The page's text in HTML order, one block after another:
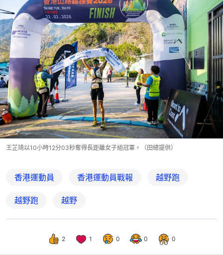
王芷琦以10小時12分03秒奪得長距離女子組冠軍。（田總提供）
香港運動員 香港運動員戰報 越野跑
越野跑 越野
2 1 0 0 0